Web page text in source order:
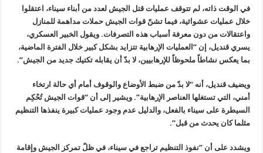
في الوقت ذاته، لم تتوقف عمليات قتل الجيش لعدد من أبناء سيناء، اعتقلوا
خلال عمليات عشوائية، فيما تشنّ قوات الجيش حملات مداهمة للمنازل
واعتقالات من دون معرفة أسباب هذه التصرفات. ويقول الخبير العسكري،
يسري قنديل، إن “العمليات الإرهابية تتزايد بشكل كبير خلال الفترة الماضية،
بما يعكس نشاطاً ملحوظاً للإرهابيين، لا بدّ أن يقابله تكتيك جديد من الجيش“.
ويضيف قنديل، أنه “لا بدّ من ضبط الأوضاع والوقوف أمام أي حالة ارتخاء
أمني، التي تستغلها العناصر الإرهابية”. ويشير إلى أن“قوات الجيش تُحْكِم
السيطرة على سيناء بالفعل، والدليل عدم وجود عمليات كبيرة ينفذها التنظيم
مثلما كان يحدث من قبل“.
ويشدد على أن “نفوذ التنظيم تراجع في سيناء، في ظلّ تمركز الجيش وإقامة